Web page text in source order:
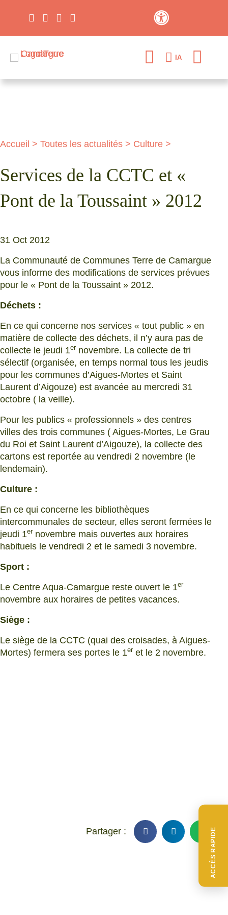
ACCÈS RAPIDE
IA
Accueil > Toutes les actualités > Culture >
Services de la CCTC et «
Pont de la Toussaint » 2012
31 Oct 2012
La Communauté de Communes Terre de Camargue
vous informe des modifications de services prévues
pour le « Pont de la Toussaint » 2012.
Déchets :
En ce qui concerne nos services « tout public » en
matière de collecte des déchets, il n’y aura pas de
collecte le jeudi 1er novembre. La collecte de tri
sélectif (organisée, en temps normal tous les jeudis
pour les communes d’Aigues-Mortes et Saint
Laurent d’Aigouze) est avancée au mercredi 31
octobre ( la veille).
Pour les publics « professionnels » des centres
villes des trois communes ( Aigues-Mortes, Le Grau
du Roi et Saint Laurent d’Aigouze), la collecte des
cartons est reportée au vendredi 2 novembre (le
lendemain).
Culture :
En ce qui concerne les bibliothèques
intercommunales de secteur, elles seront fermées le
jeudi 1er novembre mais ouvertes aux horaires
habituels le vendredi 2 et le samedi 3 novembre.
Sport :
Le Centre Aqua-Camargue reste ouvert le 1er
novembre aux horaires de petites vacances.
Siège :
Le siège de la CCTC (quai des croisades, à Aigues-
Mortes) fermera ses portes le 1er et le 2 novembre.